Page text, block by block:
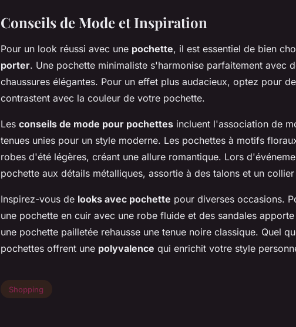
Conseils de Mode et Inspiration
Pour un look réussi avec une pochette, il est essentiel de bien
porter. Une pochette minimaliste s'harmonise parfaitement avec
chaussures élégantes. Pour un effet plus audacieux, optez pour
contrastent avec la couleur de votre pochette.
Les conseils de mode pour pochettes incluent l'association de
tenues unies pour un style moderne. Les pochettes à motifs
robes d'été légères, créant une allure romantique. Lors
pochette aux détails métalliques, assortie à des talons et un
Inspirez-vous de looks avec pochette pour diverses occasions.
une pochette en cuir avec une robe fluide et des sandales
une pochette pailletée rehausse une tenue noire classique. Quel
pochettes offrent une polyvalence qui enrichit votre style
Shopping